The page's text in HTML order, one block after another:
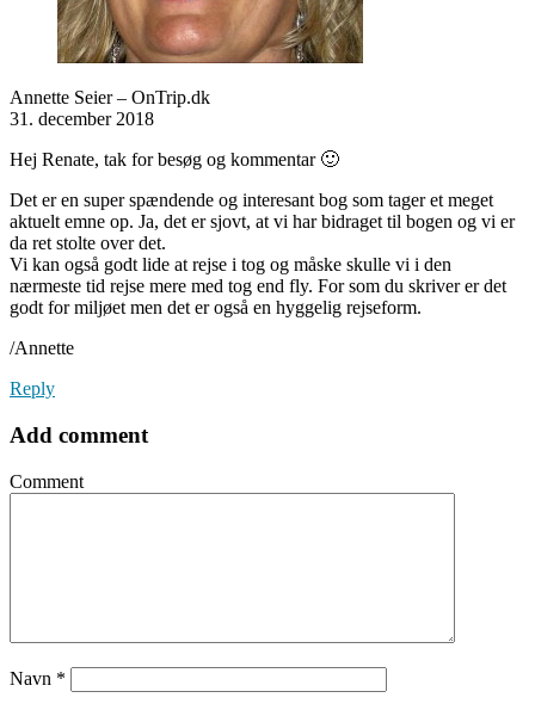
Annette Seier – OnTrip.dk
31. december 2018
Hej Renate, tak for besøg og kommentar 🙂
Det er en super spændende og interesant bog som tager et meget
aktuelt emne op. Ja, det er sjovt, at vi har bidraget til bogen og vi er
da ret stolte over det.
Vi kan også godt lide at rejse i tog og måske skulle vi i den
nærmeste tid rejse mere med tog end fly. For som du skriver er det
godt for miljøet men det er også en hyggelig rejseform.
/Annette
Reply
Add comment
Comment
Navn *